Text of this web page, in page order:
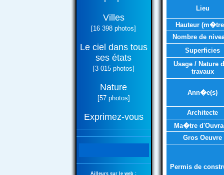
Villes
[16 398 photos]
Le ciel dans tous
ses états
[3 015 photos]
Nature
[57 photos]
Exprimez-vous
Ailleurs sur le web :
Lieu
Hauteur
Nombre de
Superficies
Usage / Nature
travaux
Ann�e(s)
Architecte
Ma�tre
Gros Oeuvre
Permis de